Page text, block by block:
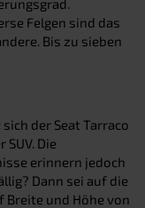
Felgen sind das
Bis zu sieben
der Seat Tarraco
Die
erinnern jedoch
Dann sei auf die
Breite und Höhe von